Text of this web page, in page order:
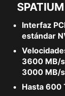
Interfaz
estándar
3600 MB/
3000 MB/s
Hasta 600